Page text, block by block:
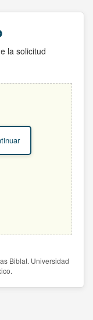
la solicitud
Biblat. Universidad